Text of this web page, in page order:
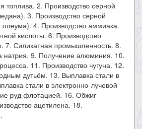
топлива. 2. Производство серной
3. Производство серной
олеума). 4. Производство аммиака.
кислоты. 6. Производство
7. Силикатная промышленность. 8.
натрия. 9. Получение алюминия. 10.
11. Производство чугуна. 12.
дутьём. 13. Выплавка стали в
стали в электронно-лучевой
руд флотацией. 16. Обжиг
ацетилена. 18.